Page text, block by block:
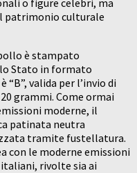
o figure celebri, ma
patrimonio culturale
è stampato
Stato in formato
“B”, valida per l’invio di
grammi. Come ormai
moderne, il
patinata neutra
tramite fustellatura.
con le moderne emissioni
rivolte sia ai